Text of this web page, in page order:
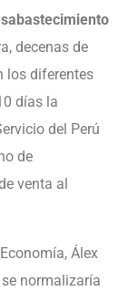
decenas de
los diferentes
días la
del Perú
de
venta al
Álex
normalizaría